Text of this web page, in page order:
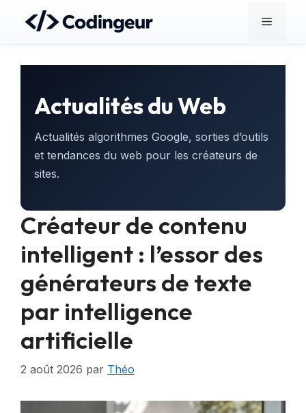
contenu
Menu
Actualités du Web
Actualités algorithmes Google, sorties d’outils
et tendances du web pour les créateurs de
sites.
Créateur de contenu
intelligent : l’essor des
générateurs de texte
par intelligence
artificielle
2 août 2026 par Théo